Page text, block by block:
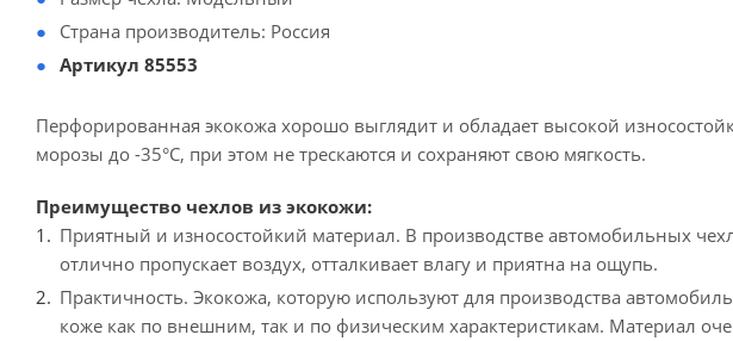
Страна производитель: Россия
Артикул 85553
Перфорированная экокожа хорошо выглядит и обладает высокой
морозы до -35°С, при этом не трескаются и сохраняют свою мягкость.
Преимущество чехлов из экокожи:
Приятный и износостойкий материал. В производстве автомобильных
отлично пропускает воздух, отталкивает влагу и приятна на ощупь.
Практичность. Экокожа, которую используют для производства
коже как по внешним, так и по физическим характеристикам. Материал